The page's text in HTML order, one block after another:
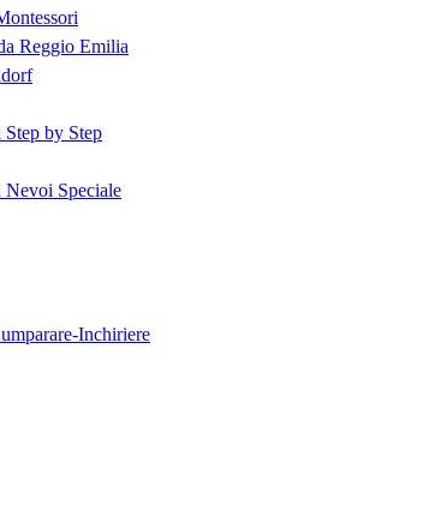
Reggio Emilia
Step by Step
Speciale
Inchiriere